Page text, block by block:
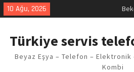
Skip
to
10 Ağu, 2026
Türkiye servis
Beyaz Eşya – Telefon –
Kombi